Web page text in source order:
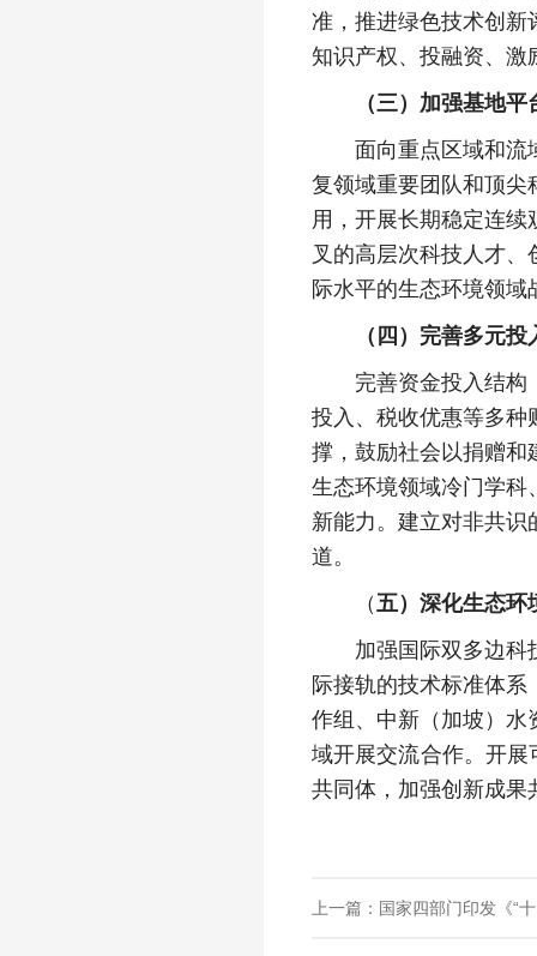
准，推进绿色技术创新
知识产权、投融资、
（三）加强基地
面向重点区域和流域
复领域重要团队和顶尖
用，开展长期稳定连
叉的高层次科技人才
际水平的生态环境领
（四）完善多元投
完善资金投入结构，
投入、税收优惠等多种
撑，鼓励社会以捐赠和
生态环境领域冷门学科
新能力。建立对非共
道。
（五）深化生态环
加强国际双多边科技
际接轨的技术标准体
作组、中新（加坡）水
域开展交流合作。开展
共同体，加强创新成果
上一篇：国家四部门印发《“